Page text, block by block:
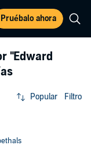
Pruébalo ahora
"Edward
Popular Filtro